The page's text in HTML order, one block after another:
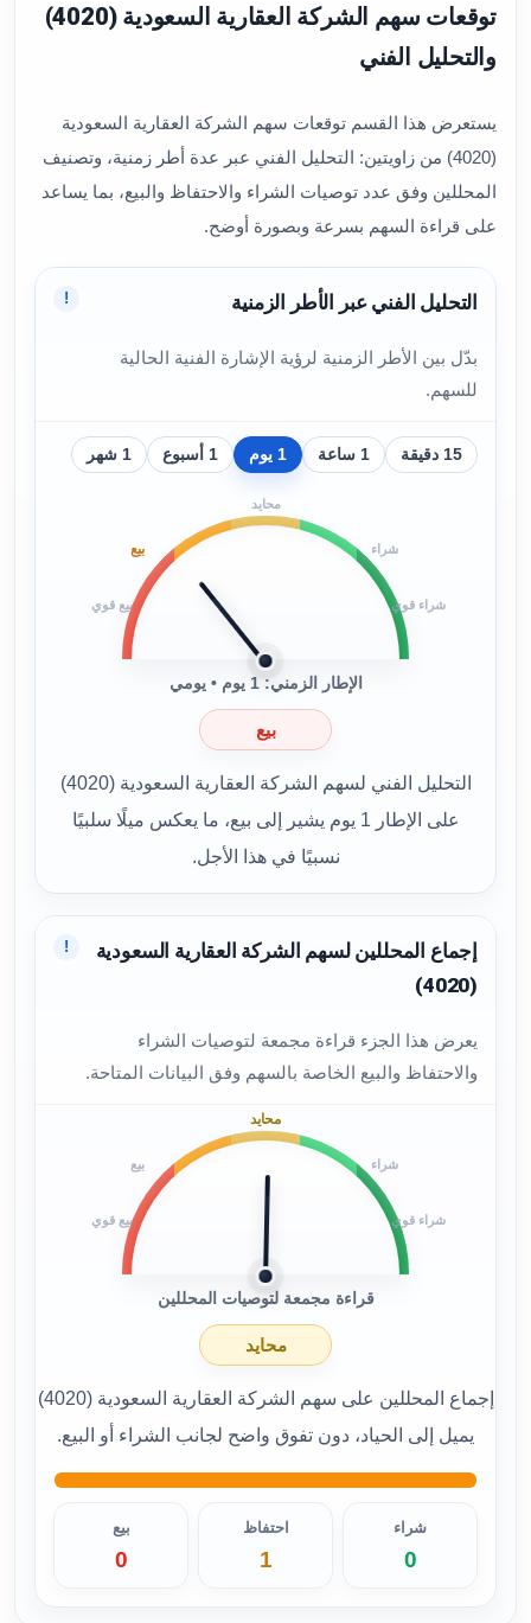
توقعات سهم الشركة العقارية السعودية (4020)
والتحليل الفني
يستعرض هذا القسم توقعات سهم الشركة العقارية السعودية
(4020) من زاويتين: التحليل الفني عبر عدة أطر زمنية، وتصنيف
المحللين وفق عدد توصيات الشراء والاحتفاظ والبيع، بما يساعد
على قراءة السهم بسرعة وبصورة أوضح.
التحليل الفني عبر الأطر الزمنية
بدّل بين الأطر الزمنية لرؤية الإشارة الفنية الحالية
للسهم.
!
15 دقيقة 1 ساعة 1 يوم 1 أسبوع 1 شهر
بيع قوي
بيع
محايد
شراء
شراء قوي
الإطار الزمني: 1 يوم • يومي
بيع
التحليل الفني لسهم الشركة العقارية السعودية (4020)
على الإطار 1 يوم يشير إلى بيع، ما يعكس ميلًا سلبيًا
نسبيًا في هذا الأجل.
إجماع المحللين لسهم الشركة العقارية السعودية
(4020)
يعرض هذا الجزء قراءة مجمعة لتوصيات الشراء
والاحتفاظ والبيع الخاصة بالسهم وفق البيانات المتاحة.
!
بيع قوي
بيع
محايد
شراء
شراء قوي
قراءة مجمعة لتوصيات المحللين
محايد
إجماع المحللين على سهم الشركة العقارية السعودية (4020)
يميل إلى الحياد، دون تفوق واضح لجانب الشراء أو البيع.
شراء
0
احتفاظ
1
بيع
0